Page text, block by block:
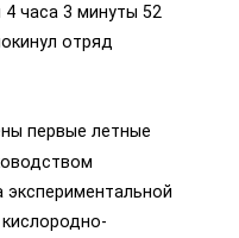
4 часа 3 минуты 52
отряд
первые летные